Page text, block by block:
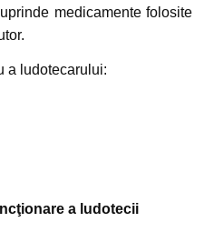
medicamente folosite
a ludotecarului:
a ludotecii